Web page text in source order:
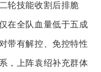
轮技能收割后排脆
在全队血量低于五成
带有解控、免控特性
，上阵袁绍补充群体